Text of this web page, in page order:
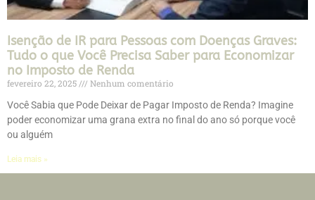
Isenção de IR para Pessoas com Doenças Graves:
Tudo o que Você Precisa Saber para Economizar
no Imposto de Renda
fevereiro 22, 2025
Nenhum comentário
Você Sabia que Pode Deixar de Pagar Imposto de Renda? Imagine
poder economizar uma grana extra no final do ano só porque você
ou alguém
Leia mais »